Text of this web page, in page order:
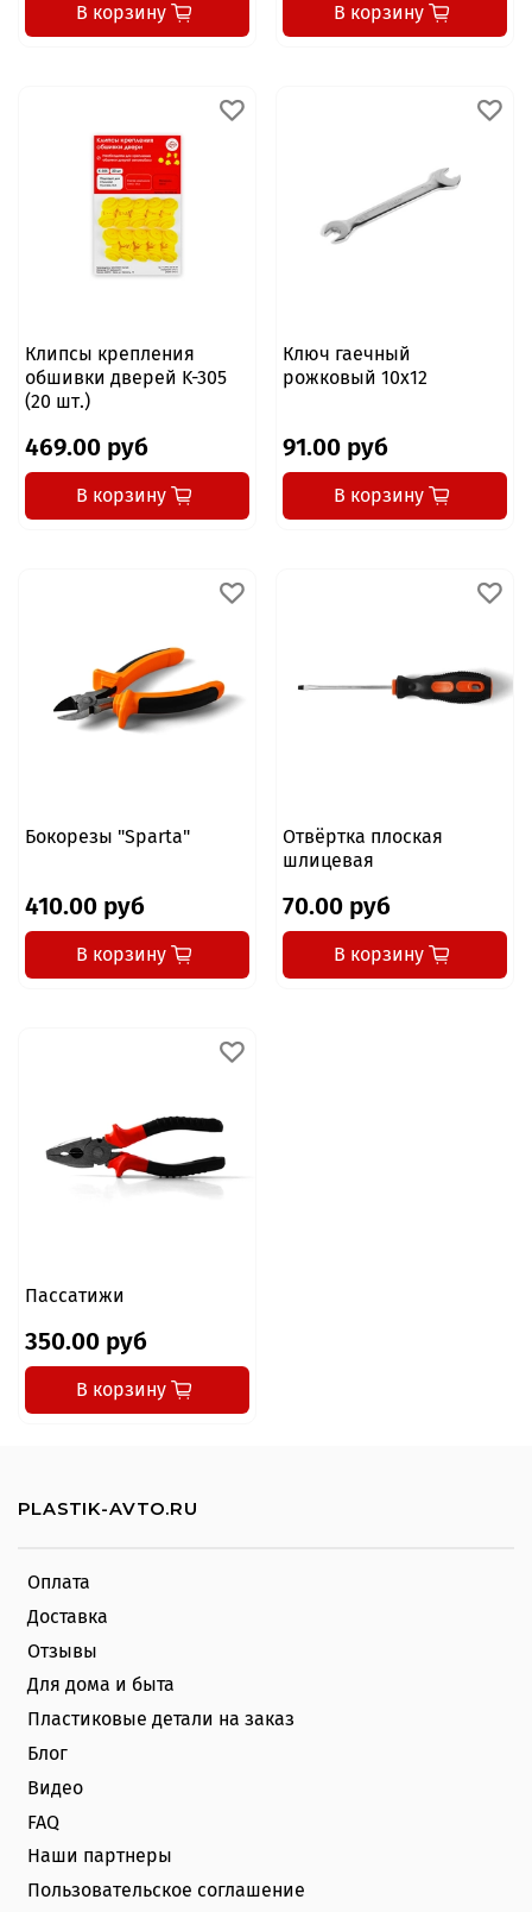
В корзину В корзину
Клипсы крепления
обшивки дверей K-305
(20 шт.)
469.00 руб
В корзину
Ключ гаечный
рожковый 10x12
91.00 руб
В корзину
Бокорезы "Sparta"
410.00 руб
В корзину
Отвёртка плоская
шлицевая
70.00 руб
В корзину
Пассатижи
350.00 руб
В корзину
Оплата
Доставка
Отзывы
Для дома и быта
Пластиковые детали на заказ
Блог
Видео
FAQ
Наши партнеры
Пользовательское соглашение
PLASTIK-AVTO.RU